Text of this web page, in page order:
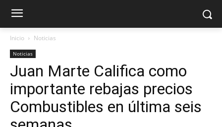
Inicio Noticias
Noticias
Juan Marte Califica como
importante rebajas precios
Combustibles en última seis